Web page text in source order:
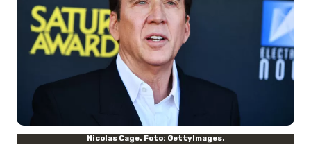
Nicolas Cage. Foto: GettyImages.